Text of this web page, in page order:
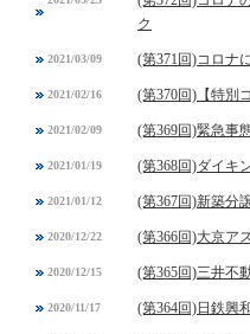
ク
2021/03/09 (第371回)コロナ
2021/02/16 (第370回)【特別
2021/02/09 (第369回)緊急事
2021/01/19 (第368回)ダイキ
2021/01/12 (第367回)新築分
2020/12/22 (第366回)大京ア
2020/12/15 (第365回)三井不
2020/11/17 (第364回)日鉄興